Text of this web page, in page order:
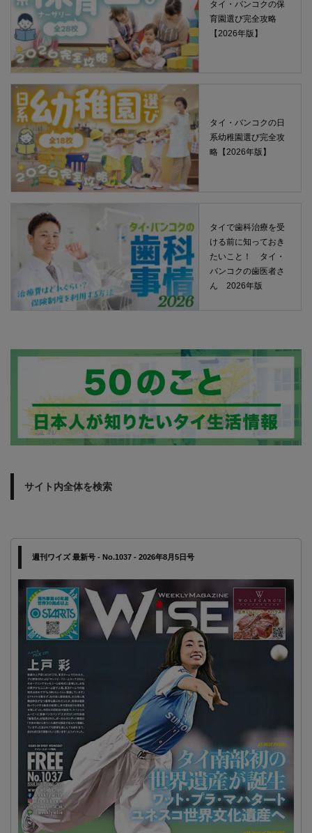
タイ・バンコクの保
育園選び完全攻略
【2026年版】
タイ・バンコクの日
系幼稚園選び完全攻
略【2026年版】
タイで歯科治療を受
ける前に知っておき
たいこと！ タイ・
バンコクの歯医者さ
ん 2026年版
サイト内全体を検索
週刊ワイズ 最新号 - No.1037 - 2026年8月5日号